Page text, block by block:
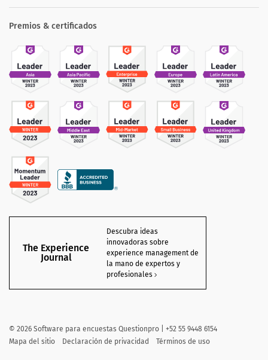
Premios & certificados
The Experience
Journal
Descubra ideas
innovadoras sobre
experience management de
la mano de expertos y
profesionales
© 2026 Software para encuestas Questionpro | +52 55 9448 6154
Mapa del sitio
Declaración de privacidad Términos de uso